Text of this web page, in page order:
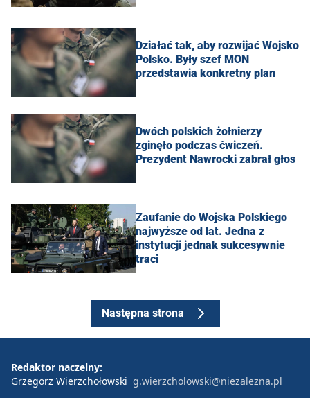
Działać tak, aby rozwijać Wojsko
Polsko. Były szef MON
przedstawia konkretny plan
Dwóch polskich żołnierzy
zginęło podczas ćwiczeń.
Prezydent Nawrocki zabrał głos
Zaufanie do Wojska Polskiego
najwyższe od lat. Jedna z
instytucji jednak sukcesywnie
traci
Następna strona
Redaktor naczelny:
Grzegorz Wierzchołowski g.wierzcholowski@niezalezna.pl